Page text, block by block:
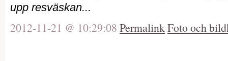
upp resväskan...
2012-11-21 @ 10:29:08 PermalinkFoto och